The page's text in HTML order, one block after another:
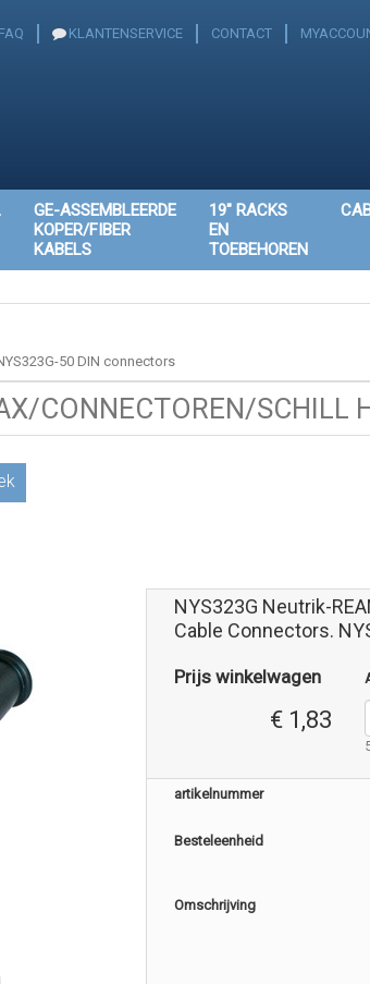
FAQ KLANTENSERVICE CONTACT
GE-ASSEMBLEERDE
KOPER/FIBER
KABELS
19" RACKS
EN
TOEBEHOREN
50 DIN connectors
CONNECTOREN/SCHILL
NYS323G Neutrik-
Cable Connectors.
Prijs winkelwagen
€ 1,83
artikelnummer
Besteleenheid
Omschrijving